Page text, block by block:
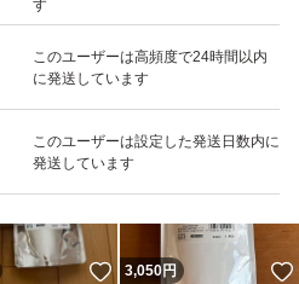
す
このユーザーは高頻度で24時間以内
に発送しています
このユーザーは設定した発送日数内に
発送しています
いいね！
4,900
いいね！
3,050円